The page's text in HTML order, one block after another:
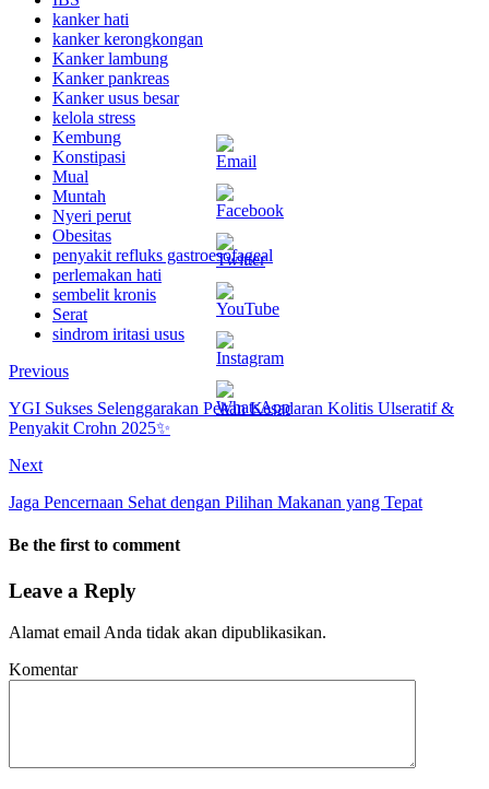
kanker hati
kanker kerongkongan
Kanker lambung
Kanker pankreas
Kanker usus besar
kelola stress
Kembung
Konstipasi
Mual
Muntah
Nyeri perut
Obesitas
penyakit refluks gastroesofageal
perlemakan hati
sembelit kronis
Serat
sindrom iritasi usus
Previous
YGI Sukses Selenggarakan Pekan Kesadaran Kolitis Ulseratif &
Penyakit Crohn 2025✨
Next
Jaga Pencernaan Sehat dengan Pilihan Makanan yang Tepat
Be the first to comment
Leave a Reply
Alamat email Anda tidak akan dipublikasikan.
Komentar